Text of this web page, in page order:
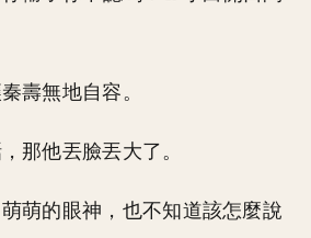
壽無地自容。
那他丟臉丟大了。
萌的眼神，也不知道該怎麼說